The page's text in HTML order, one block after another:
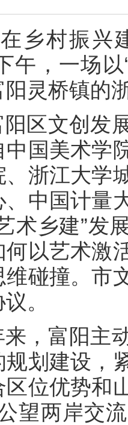
乡村振兴
午，一场
灵桥镇的
区文创发
国美术学
浙江大学
中国计量
术乡建”发
以艺术激
维碰撞。市
。
，富阳主
划建设，
区位优势和
望两岸交